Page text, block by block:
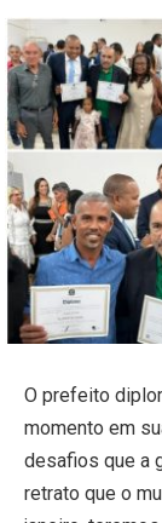
O prefeito
momento em
desafios que a
retrato que o